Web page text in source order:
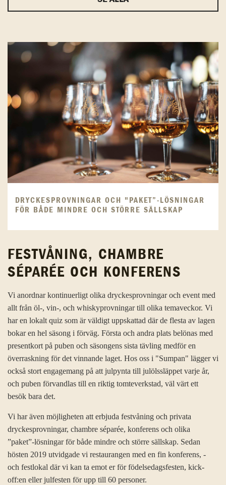
DRYCKESPROVNINGAR OCH "PAKET”-LÖSNINGAR
FÖR BÅDE MINDRE OCH STÖRRE SÄLLSKAP
FESTVÅNING, CHAMBRE
SÉPARÉE OCH KONFERENS
Vi anordnar kontinuerligt olika dryckesprovningar och event med
allt från öl-, vin-, och whiskyprovningar till olika temaveckor. Vi
har en lokalt quiz som är väldigt uppskattad där de flesta av lagen
bokar en hel säsong i förväg. Första och andra plats belönas med
presentkort på puben och säsongens sista tävling medför en
överraskning för det vinnande laget. Hos oss i "Sumpan" lägger vi
också stort engagemang på att julpynta till julölssläppet varje år,
och puben förvandlas till en riktig tomteverkstad, väl värt ett
besök bara det.
Vi har även möjligheten att erbjuda festvåning och privata
dryckesprovningar, chambre séparée, konferens och olika
”paket”-lösningar för både mindre och större sällskap. Sedan
hösten 2019 utvidgade vi restaurangen med en fin konferens, -
och festlokal där vi kan ta emot er för födelsedagsfesten, kick-
off:en eller julfesten för upp till 60 personer.